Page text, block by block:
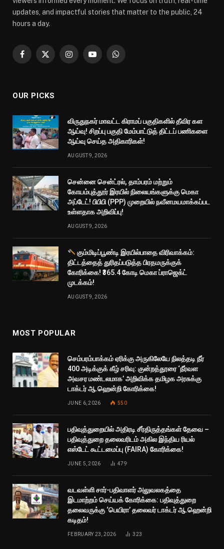
updates, and impactful stories that matter to the public, 24
hours a day.
Facebook
X
InstagramYouTubeWhatsApp
OUR PICKS
விருதுநகர் மாவட்ட கிராமப் பகுதிகளில் தீவிர கள
ஆய்வு! சிறப்பு பகுதி மேம்பாட்டுத் திட்டப் பணிகளை
ஆய்வு செய்த அதிகாரிகள்!
AUGUST 9, 2026
சென்னை சென்ட்ரல், தாம்பரம் மற்றும்
கோயம்புத்தூர் இரயில் நிலையங்களுக்கு மெகா
அப்டேட்! பிபிபி (PPP) முறையில் நவீனமயமாக்கப்பட
உள்ளதாக அறிவிப்பு!
AUGUST 9, 2026
கும்மிடிப்பூண்டி இரயில்பாதை விரிவாக்கம்:
திட்டத்தைத் துரிதப்படுத்த பிரதமருக்குக்
கோரிக்கை! ₹365.4 கோடி மெகா ப்ராஜெக்ட்
முடக்கம்!
AUGUST 9, 2026
MOST POPULAR
செம்பரம்பாக்கம் ஏரிக்கு அருகிலேயே நிலத்தடி நீர்
400 அடிக்குக் கீழ் சரிவு: குன்றத்தூரை ‘நீர்வள
அவசர மண்டலமாக’ அறிவிக்க தமிழக அரசுக்கு
டாக்டர் ஆ.ஹென்றி கோரிக்கை!
JUNE 6, 2026 550
பதிவுத்துறையில் அதிரடி சீர்திருத்தங்கள் தேவை –
பதிவுத்துறை தலைவரிடம் அகில இந்திய ரியல்
எஸ்டேட் கூட்டமைப்பு (FAIRA) கோரிக்கை!
JUNE 5, 2026 479
வடவள்ளி சார்-பதிவாளர் அலுவலகத்தை
இடமாற்றம் செய்யக் கோரிக்கை: பதிவுத்துறை
தலைவருக்கு ‘பெயிரா’ தலைவர் டாக்டர் ஆ.ஹென்றி
கடிதம்!
FEBRUARY 23, 2026 323